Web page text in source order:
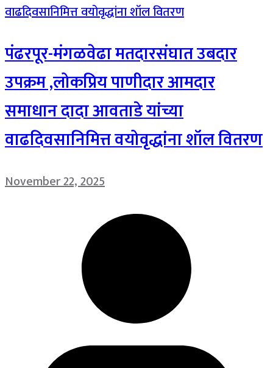
पंढरपूर-मंगळवेढा मतदारसंघात उबदार
उपक्रम ,लोकप्रिय पाणीदार आमदार
समाधान दादा आवताडे यांच्या
वाढदिवसानिमित्त वयोवृद्धांना शॉल वितरण
November 22, 2025